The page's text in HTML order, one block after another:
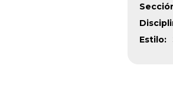
Estilo